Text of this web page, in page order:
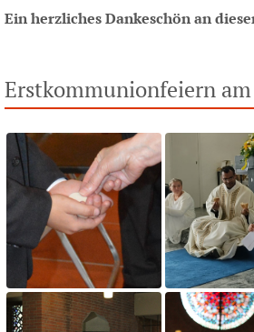
Ein herzliches Dankeschön an
Erstkommunionfeiern am